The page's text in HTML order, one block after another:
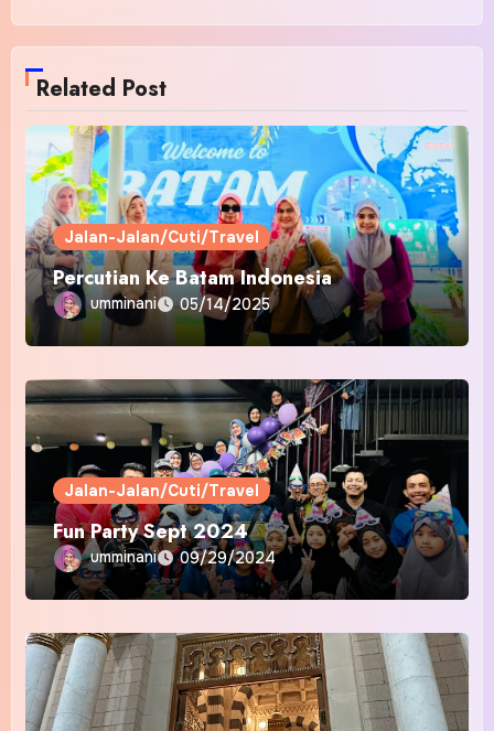
Related Post
Jalan-Jalan/Cuti/Travel
Percutian Ke Batam Indonesia
umminani 05/14/2025
Jalan-Jalan/Cuti/Travel
Fun Party Sept 2024
umminani 09/29/2024